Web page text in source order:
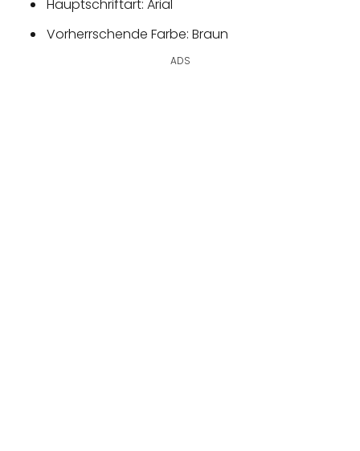
Hauptschriftart: Arial
Vorherrschende Farbe: Braun
ADS